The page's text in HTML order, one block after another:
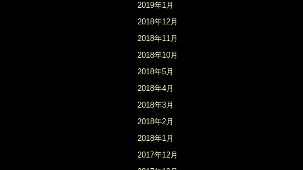
2019年1月
2018年12月
2018年11月
2018年10月
2018年5月
2018年4月
2018年3月
2018年2月
2018年1月
2017年12月